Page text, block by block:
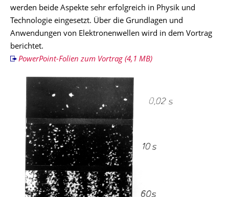
werden beide Aspekte sehr erfolgreich in Physik und
Technologie eingesetzt. Über die Grundlagen und
Anwendungen von Elektronenwellen wird in dem Vortrag
berichtet.
PowerPoint-Folien zum Vortrag (4,1 MB)